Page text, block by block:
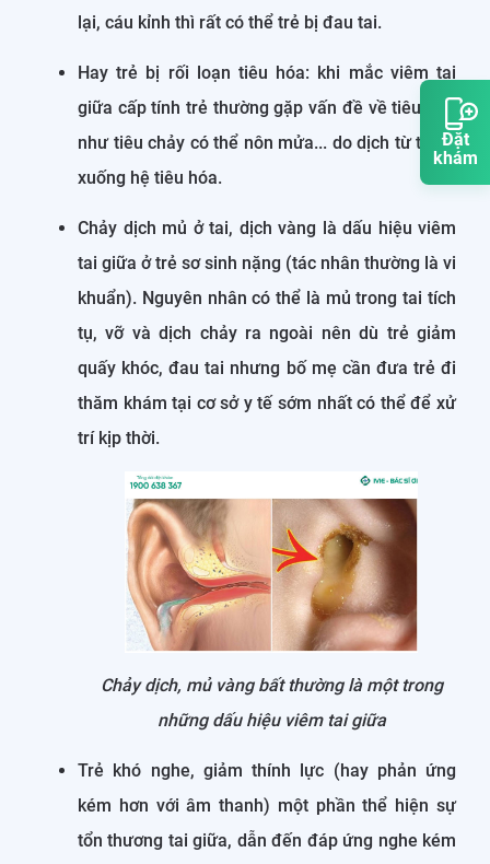
Đặt
khám
lại, cáu kỉnh thì rất có thể trẻ bị đau tai.
Hay trẻ bị rối loạn tiêu hóa: khi mắc viêm tai
giữa cấp tính trẻ thường gặp vấn đề về tiêu hóa
như tiêu chảy có thể nôn mửa... do dịch từ tai đi
xuống hệ tiêu hóa.
Chảy dịch mủ ở tai, dịch vàng là dấu hiệu viêm
tai giữa ở trẻ sơ sinh nặng (tác nhân thường là vi
khuẩn). Nguyên nhân có thể là mủ trong tai tích
tụ, vỡ và dịch chảy ra ngoài nên dù trẻ giảm
quấy khóc, đau tai nhưng bố mẹ cần đưa trẻ đi
thăm khám tại cơ sở y tế sớm nhất có thể để xử
trí kịp thời.
Chảy dịch, mủ vàng bất thường là một trong
những dấu hiệu viêm tai giữa
Trẻ khó nghe, giảm thính lực (hay phản ứng
kém hơn với âm thanh) một phần thể hiện sự
tổn thương tai giữa, dẫn đến đáp ứng nghe kém